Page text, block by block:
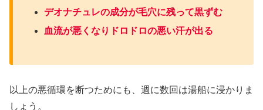
デオナチュレの成分が毛穴に残って黒ずむ
血流が悪くなりドロドロの悪い汗が出る
以上の悪循環を断つためにも、週に数回は湯船に浸かりま
しょう。